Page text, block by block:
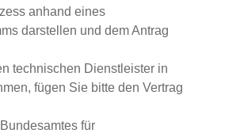
anhand eines
darstellen und dem Antrag
technischen Dienstleister in
fügen Sie bitte den Vertrag
für